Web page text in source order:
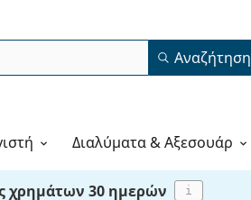
Αναζήτηση
Διαλύματα & Αξεσουάρ
χρημάτων 30 ημερών i